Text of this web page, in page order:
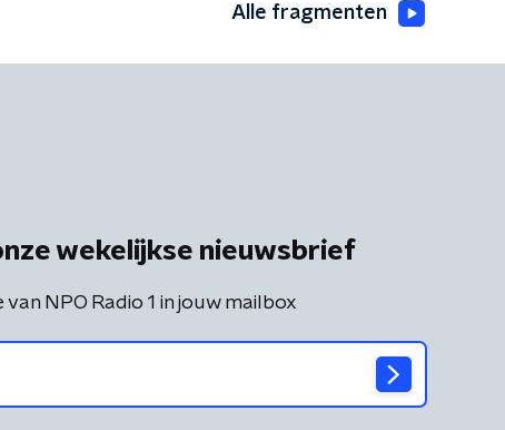
Alle fragmenten
wekelijkse nieuwsbrief
NPO Radio 1 in jouw mailbox